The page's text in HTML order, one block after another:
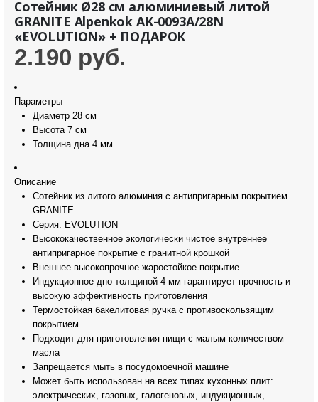
Сотейник Ø28 см алюминиевый литой
GRANITE Alpenkok AK-0093A/28N
«EVOLUTION» + ПОДАРОК
2.190 руб.
Параметры
Диаметр 28 см
Высота 7 см
Толщина дна 4 мм
Описание
Сотейник из литого алюминия с антипригарным покрытием
GRANITE
Серия: EVOLUTION
Высококачественное экологически чистое внутреннее
антипригарное покрытие с гранитной крошкой
Внешнее высокопрочное жаростойкое покрытие
Индукционное дно толщиной 4 мм гарантирует прочность и
высокую эффективность приготовления
Термостойкая бакелитовая ручка с противоскользящим
покрытием
Подходит для приготовления пищи с малым количеством
масла
Запрещается мыть в посудомоечной машине
Может быть использован на всех типах кухонных плит:
электрических, газовых, галогеновых, индукционных,